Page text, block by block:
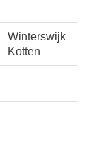
Winterswijk
Kotten